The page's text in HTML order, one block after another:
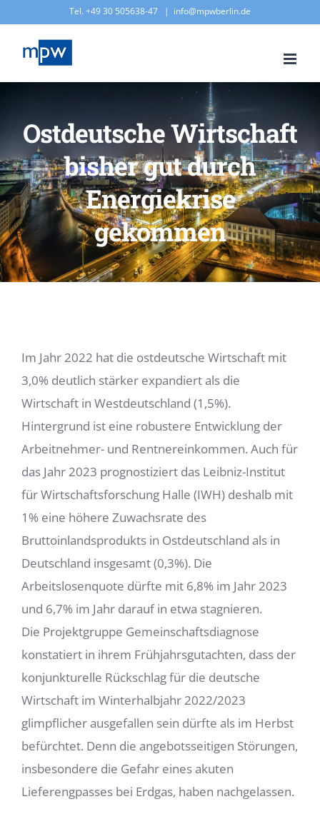
springen
Tel. +49 30 505638-47 | info@mpwberlin.de
Ostdeutsche Wirtschaft
bisher gut durch
Energiekrise
gekommen
Im Jahr 2022 hat die ostdeutsche Wirtschaft mit
3,0% deutlich stärker expandiert als die
Wirtschaft in Westdeutschland (1,5%).
Hintergrund ist eine robustere Entwicklung der
Arbeitnehmer- und Rentnereinkommen. Auch für
das Jahr 2023 prognostiziert das Leibniz-Institut
für Wirtschaftsforschung Halle (IWH) deshalb mit
1% eine höhere Zuwachsrate des
Bruttoinlandsprodukts in Ostdeutschland als in
Deutschland insgesamt (0,3%). Die
Arbeitslosenquote dürfte mit 6,8% im Jahr 2023
und 6,7% im Jahr darauf in etwa stagnieren.
Die Projektgruppe Gemeinschaftsdiagnose
konstatiert in ihrem Frühjahrsgutachten, dass der
konjunkturelle Rückschlag für die deutsche
Wirtschaft im Winterhalbjahr 2022/2023
glimpflicher ausgefallen sein dürfte als im Herbst
befürchtet. Denn die an­gebotsseitigen Störungen,
insbesondere die Gefahr eines akuten
Lieferengpasses bei Erdgas, haben nachgelassen.